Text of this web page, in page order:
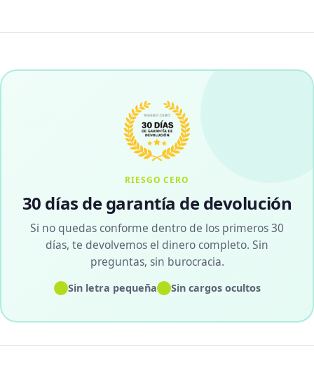
RIESGO CERO
30 días de garantía de devolución
Si no quedas conforme dentro de los primeros 30
días, te devolvemos el dinero completo. Sin
preguntas, sin burocracia.
✓Sin letra pequeña✓Sin cargos ocultos